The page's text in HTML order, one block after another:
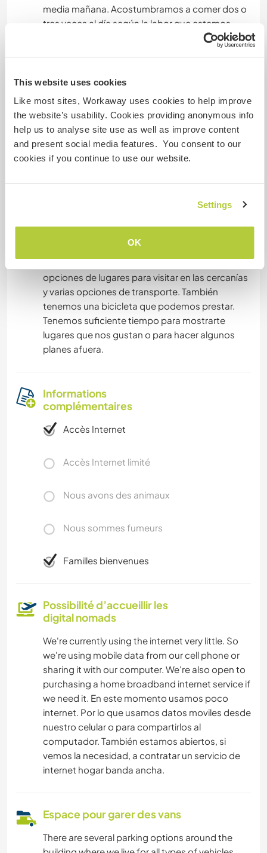
This website uses cookies
Like most sites, Workaway uses cookies to help improve
the website’s usability. Cookies providing anonymous info
help us to analyse site use as well as improve content
and present social media features. You consent to our
cookies if you continue to use our website.
Settings
OK
media mañana. Acostumbramos a comer dos o
tres veces al día según la labor que estemos
realizando. Preparamos comida vegetariana.
Pero si prefiere otro tipo de comida, hay varias
estamos abiertos a negociar los horarios de
voluntariado.
Autres infos...
We're located in the city center. There are plenty
available to borrow. We have enough time to
Estamos en el centro de la ciudad. Hay muchas
opciones de lugares para visitar en las cercanías
y varias opciones de transporte. También
tenemos una bicicleta que podemos prestar.
Tenemos suficiente tiempo para mostrarte
lugares que nos gustan o para hacer algunos
planes afuera.
Informations
complémentaires
Accès Internet
Accès Internet limité
Nous avons des animaux
Nous sommes fumeurs
Familles bienvenues
Possibilité d’accueillir les
digital nomads
We're currently using the internet very little. So
we're using mobile data from our cell phone or
sharing it with our computer. We're also open to
purchasing a home broadband internet service if
we need it. En este momento usamos poco
internet. Por lo que usamos datos moviles desde
nuestro celular o para compartirlos al
computador. También estamos abiertos, si
vemos la necesidad, a contratar un servicio de
internet hogar banda ancha.
Espace pour garer des vans
There are several parking options around the